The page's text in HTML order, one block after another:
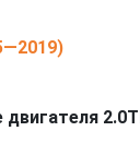
двигателя